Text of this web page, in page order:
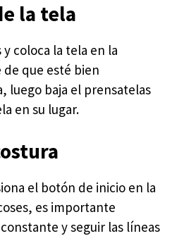
la tela
coloca la tela en la
de que esté bien
luego baja el prensatelas
en su lugar.
el botón de inicio en la
es importante
y seguir las líneas